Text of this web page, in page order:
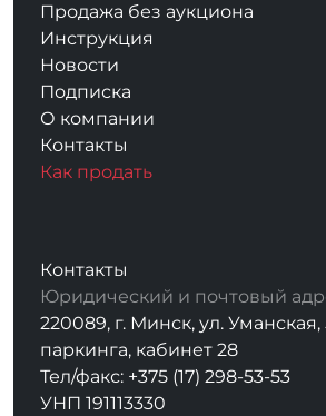
Продажа без аукциона
Инструкция
Новости
Подписка
О компании
Контакты
Как продать
Контакты
Юридический и почтовый
220089, г. Минск, ул. Уманская,
паркинга, кабинет 28
Тел/факс: +375 (17) 298-53-53
УНП 191113330